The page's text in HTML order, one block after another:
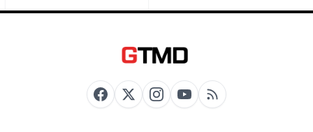
Bankalar: Enpara ve
Karşılaştırması